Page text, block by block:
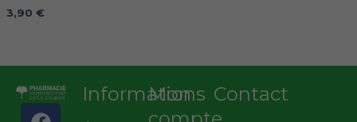
3,90 €
F
I
Informations
Mon
Contact